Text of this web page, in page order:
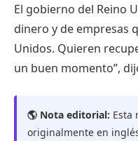
El gobierno del Reino
dinero y de empresas
Unidos. Quieren
un buen momento”,
🌎 Nota editorial: Esta
originalmente en